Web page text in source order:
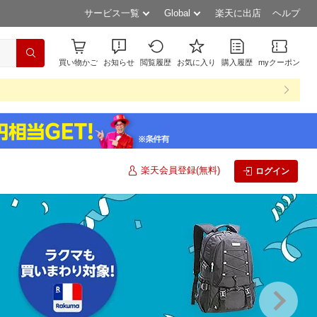
サービス一覧 Global 楽天に出店 ヘルプ
買い物かご お知らせ 閲覧履歴 お気に入り 購入履歴 myクーポン
楽天会員登録(無料) ログイン